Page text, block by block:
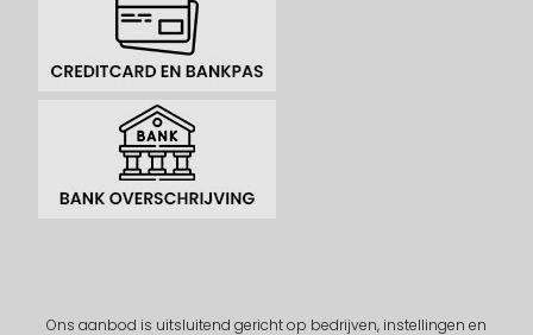
Ons aanbod is uitsluitend gericht op bedrijven, instellingen en